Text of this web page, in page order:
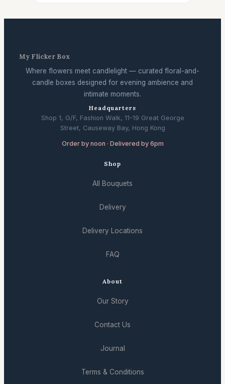
My Flicker Box
Where flowers meet candlelight — curated floral-and-
candle boxes designed for evening ambience and
intimate moments.
Headquarters
Shop 1, G/F, Fashion Walk, 11-19 Great George
Street, Causeway Bay, Hong Kong
Order by noon · Delivered by 6pm
Shop
All Bouquets
Delivery
Delivery Locations
FAQ
About
Our Story
Contact Us
Journal
Terms & Conditions